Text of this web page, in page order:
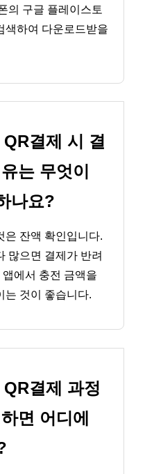
의 구글 플레이스토
색하여 다운로드받을
결제 시 결
는 무엇이
나요?
은 잔액 확인입니다.
많으면 결제가 반려
에서 충전 금액을
는 것이 좋습니다.
결제 과정
면 어디에